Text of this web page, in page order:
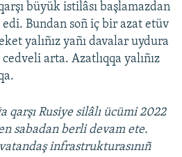
büyük istilâsı başlamazdan
edi. Bundan soñ iç bir azat etüv
yalıñız yañı davalar uydura
arta. Azatlıqqa yalıñız
qarşı Rusiye silâlı ücümi 2022
sabadan berli devam ete.
infrastrukturasınıñ